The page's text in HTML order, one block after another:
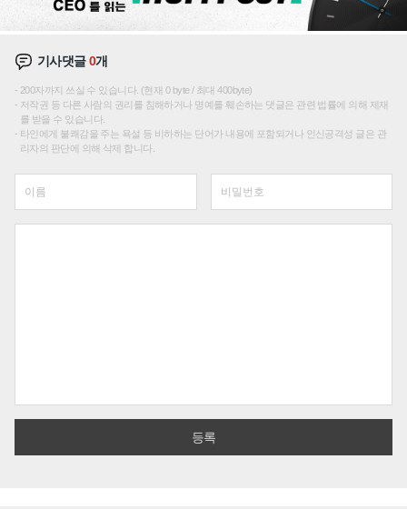
기사댓글0개
200자까지 쓰실 수 있습니다. (현재 0 byte / 최대 400byte)
저작권 등 다른 사람의 권리를 침해하거나 명예를 훼손하는 댓글은 관련 법률에 의해 제재
를 받을 수 있습니다.
타인에게 불쾌감을 주는 욕설 등 비하하는 단어가 내용에 포함되거나 인신공격성 글은 관
리자의 판단에 의해 삭제 합니다.